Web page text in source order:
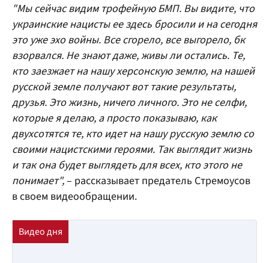
"Мы сейчас видим трофейную БМП. Вы видите, что
украинские нацисты ее здесь бросили и на сегодня
это уже эхо войны. Все сгорело, все выгорело, бк
взорвался. Не знают даже, живы ли остались. Те,
кто заезжает на нашу херсонскую землю, на нашей
русской земле получают вот такие результаты,
друзья. Это жизнь, ничего личного. Это не селфи,
которые я делаю, а просто показываю, как
двухсотятся те, кто идет на нашу русскую землю со
своими нацистскими героями. Так выглядит жизнь
и так она будет выглядеть для всех, кто этого не
понимает",– рассказывает предатель Стремоусов
в своем видеообращении.